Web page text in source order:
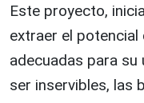
Este proyecto,
extraer el potencial
adecuadas para
ser inservibles, las